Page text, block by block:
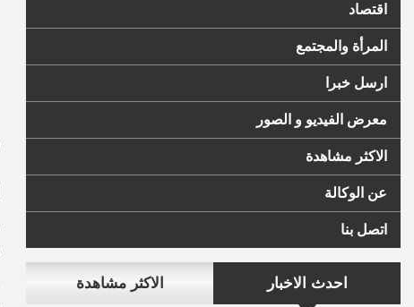
اقتصاد
المرأة والمجتمع
ارسل خبرا
معرض الفيديو و الصور
الاكثر مشاهدة
عن الوكالة
اتصل بنا
احدث الاخبار الاكثر مشاهدة